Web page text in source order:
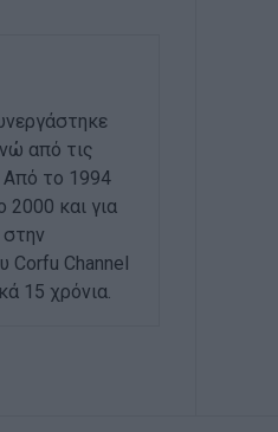
από τις
Από το 1994
2000 και για
Channel
15 χρόνια.